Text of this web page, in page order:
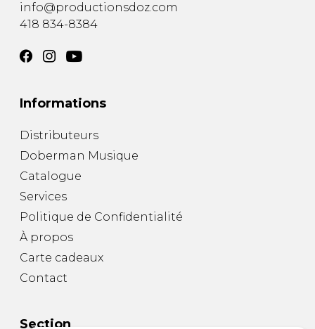
info@productionsdoz.com
418 834-8384
Informations
Distributeurs
Doberman Musique
Catalogue
Services
Politique de Confidentialité
À propos
Carte cadeaux
Contact
Section